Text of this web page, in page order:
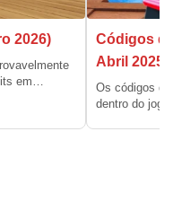
2026)
em…
Códigos
Abril 2025)
Os códigos
dentro do